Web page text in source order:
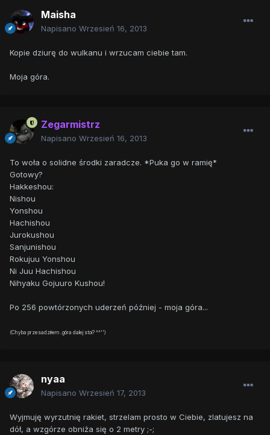
Maisha
Napisano Wrzesień 16, 2013
Kopie dziurę do wulkanu i wrzucam ciebie tam.
Moja góra.
Zegarmistrz
Napisano Wrzesień 16, 2013
To woła o solidne środki zaradcze. *Puka go w ramię*
Gotowy?
Hakkeshou:
Nishou
Yonshou
Hachishou
Jurokushou
Sanjunishou
Rokujuu Yonshou
Ni Juu Hachishou
Nihyaku Gojuuro Kushou!
Po 256 powtórzonych uderzeń później - moja góra...
(Chyba przesadziłem..góra dalej stoi? ^^'')
nyaa
Napisano Wrzesień 17, 2013
Wyjmuję wyrzutnię rakiet, strzelam prosto w Ciebie, zlatujesz na
dół, a wzgórze obniża się o 2 metry ;-;